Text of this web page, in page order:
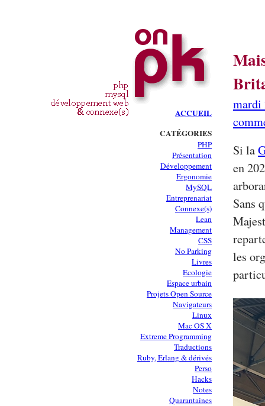
ACCUEIL
CATÉGORIES
PHP
Présentation
Développement
Ergonomie
MySQL
Entreprenariat
Connexe(s)
Lean
Management
CSS
No Parking
Livres
Ecologie
Espace urbain
Projets Open Source
Navigateurs
Linux
Mac OS X
Extreme Programming
Traductions
Ruby, Erlang & dérivés
Perso
Hacks
Notes
Quarantaines
mardi
Si la
en
Sans
les